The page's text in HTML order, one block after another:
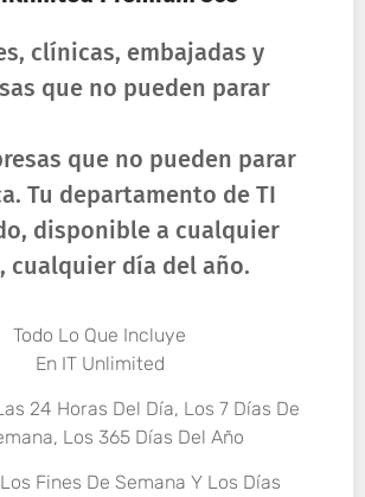
clínicas, embajadas y
que no pueden parar
que no pueden parar
Tu departamento de TI
disponible a cualquier
cualquier día del año.
Todo Lo Que Incluye
En IT Unlimited
24 Horas Del Día, Los 7 Días De
Los 365 Días Del Año
Fines De Semana Y Los Días